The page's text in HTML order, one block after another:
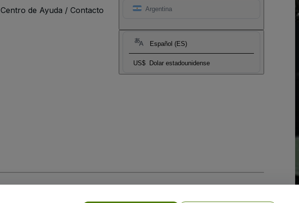
Argentina
Español (ES)
US$ Dolar estadounidense
Centro de Ayuda / Contacto